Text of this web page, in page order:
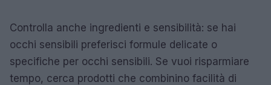
Controlla anche ingredienti e sensibilità: se hai
occhi sensibili preferisci formule delicate o
specifiche per occhi sensibili. Se vuoi risparmiare
tempo, cerca prodotti che combinino facilità di